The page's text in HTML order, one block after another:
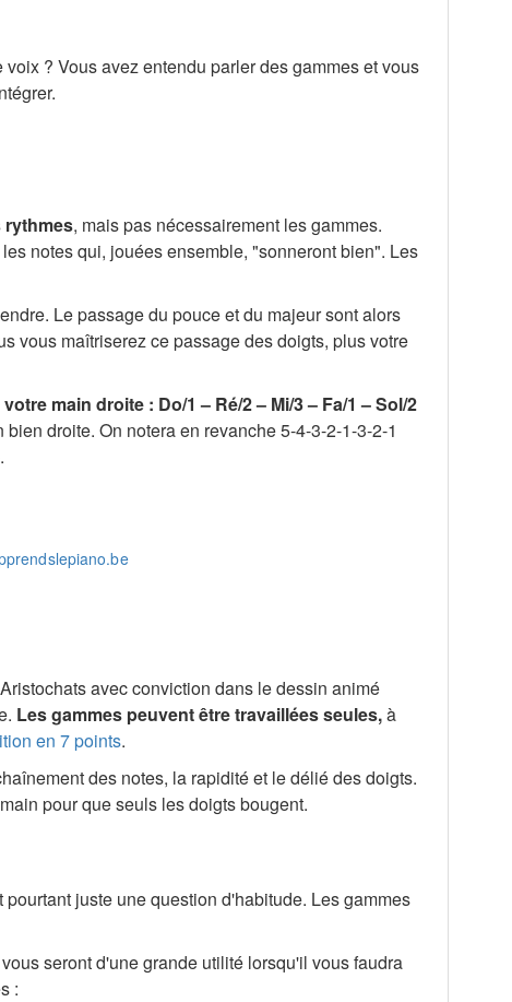
? Vous avez entendu parler des gammes et vous
rythmes, mais pas nécessairement les gammes.
notes qui, jouées ensemble, "sonneront bien". Les
Le passage du pouce et du majeur sont alors
vous maîtriserez ce passage des doigts, plus votre
main droite : Do/1 – Ré/2 – Mi/3 – Fa/1 – Sol/2
droite. On notera en revanche 5-4-3-2-1-3-2-1
avec conviction dans le dessin animé
Les gammes peuvent être travaillées seules,à
en 7 points.
des notes, la rapidité et le délié des doigts.
pour que seuls les doigts bougent.
juste une question d'habitude. Les gammes
seront d'une grande utilité lorsqu'il vous faudra
: